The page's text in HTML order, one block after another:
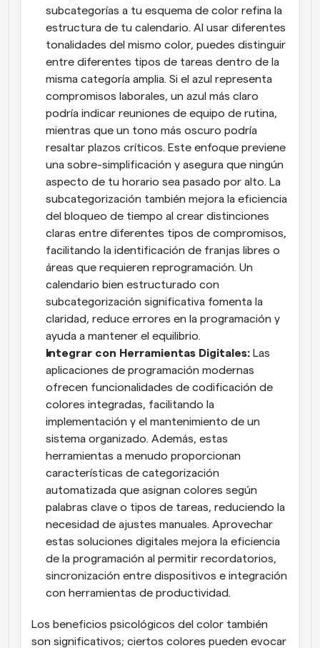
subcategorías a tu esquema de color refina la
estructura de tu calendario. Al usar diferentes
tonalidades del mismo color, puedes distinguir
entre diferentes tipos de tareas dentro de la
misma categoría amplia. Si el azul representa
compromisos laborales, un azul más claro
podría indicar reuniones de equipo de rutina,
mientras que un tono más oscuro podría
resaltar plazos críticos. Este enfoque previene
una sobre-simplificación y asegura que ningún
aspecto de tu horario sea pasado por alto. La
subcategorización también mejora la eficiencia
del bloqueo de tiempo al crear distinciones
claras entre diferentes tipos de compromisos,
facilitando la identificación de franjas libres o
áreas que requieren reprogramación. Un
calendario bien estructurado con
subcategorización significativa fomenta la
claridad, reduce errores en la programación y
ayuda a mantener el equilibrio.
Integrar con Herramientas Digitales: Las
aplicaciones de programación modernas
ofrecen funcionalidades de codificación de
colores integradas, facilitando la
implementación y el mantenimiento de un
sistema organizado. Además, estas
herramientas a menudo proporcionan
características de categorización
automatizada que asignan colores según
palabras clave o tipos de tareas, reduciendo la
necesidad de ajustes manuales. Aprovechar
estas soluciones digitales mejora la eficiencia
de la programación al permitir recordatorios,
sincronización entre dispositivos e integración
con herramientas de productividad.
Los beneficios psicológicos del color también
son significativos; ciertos colores pueden evocar